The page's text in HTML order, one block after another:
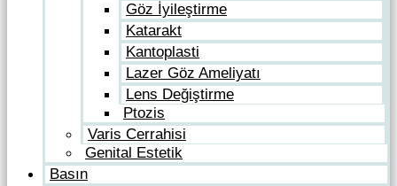
Göz İyileştirme
Katarakt
Kantoplasti
Lazer Göz Ameliyatı
Lens Değiştirme
Ptozis
Varis Cerrahisi
Genital Estetik
Basın